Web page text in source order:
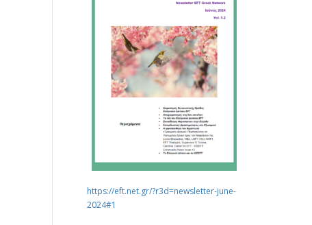
https://eft.net.gr/?r3d=newsletter-june-
2024#1